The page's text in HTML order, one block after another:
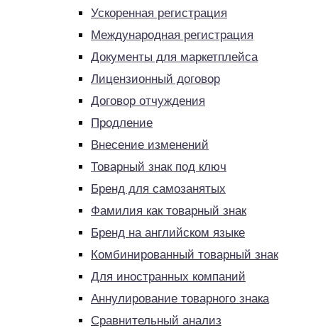
Ускоренная регистрация
Международная регистрация
Документы для маркетплейса
Лицензионный договор
Договор отчуждения
Продление
Внесение изменений
Товарный знак под ключ
Бренд для самозанятых
Фамилия как товарный знак
Бренд на английском языке
Комбинированный товарный знак
Для иностранных компаний
Аннулирование товарного знака
Сравнительный анализ